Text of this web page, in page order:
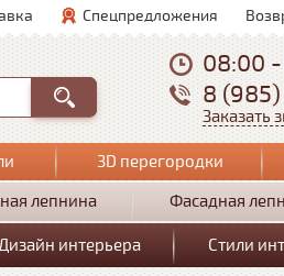
Спецпредложения
08:00
8
Заказать
3D перегородки
лепнина Фасадная
интерьера Стили